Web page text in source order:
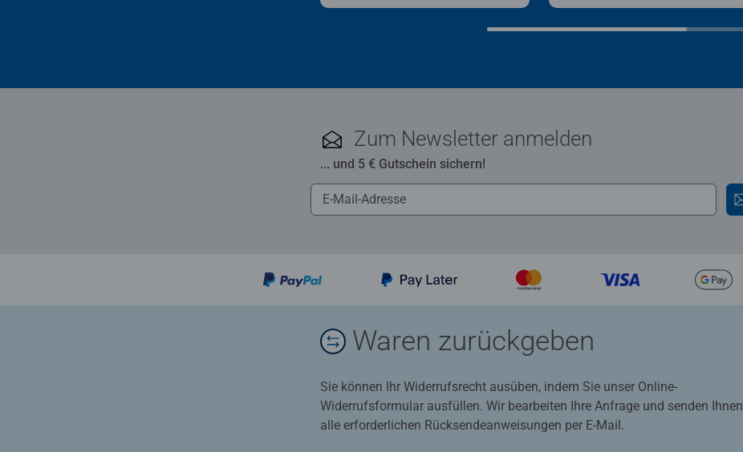
Zum Newsletter anmelden
... und 5 € Gutschein sichern!
Waren zurückgeben
Sie können Ihr Widerrufsrecht ausüben, indem Sie unser Online-
Widerrufsformular ausfüllen. Wir bearbeiten Ihre Anfrage und senden Ihnen
alle erforderlichen Rücksendeanweisungen per E-Mail.